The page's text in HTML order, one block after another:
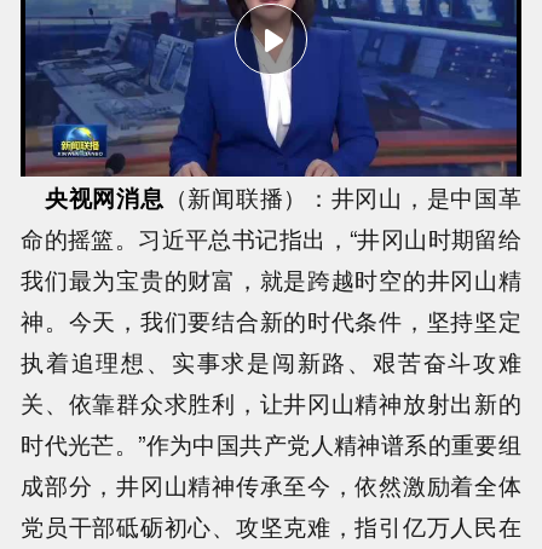
央视网消息 （新闻联播）：井冈山，是中国革
命的摇篮。习近平总书记指出，“井冈山时期留给
我们最为宝贵的财富，就是跨越时空的井冈山精
神。今天，我们要结合新的时代条件，坚持坚定
执着追理想、实事求是闯新路、艰苦奋斗攻难
关、依靠群众求胜利，让井冈山精神放射出新的
时代光芒。”作为中国共产党人精神谱系的重要组
成部分，井冈山精神传承至今，依然激励着全体
党员干部砥砺初心、攻坚克难，指引亿万人民在